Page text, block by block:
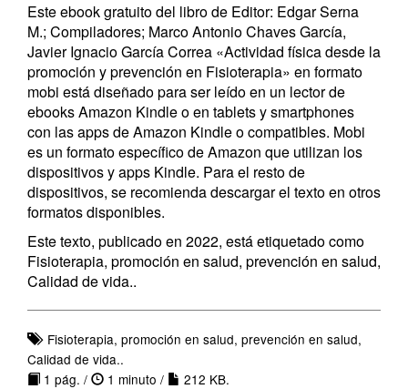
Este ebook gratuito del libro de Editor: Edgar Serna
M.; Compiladores; Marco Antonio Chaves García,
Javier Ignacio García Correa «Actividad física desde la
promoción y prevención en Fisioterapia» en formato
mobi está diseñado para ser leído en un lector de
ebooks Amazon Kindle o en tablets y smartphones
con las apps de Amazon Kindle o compatibles. Mobi
es un formato específico de Amazon que utilizan los
dispositivos y apps Kindle. Para el resto de
dispositivos, se recomienda descargar el texto en otros
formatos disponibles.
Este texto, publicado en 2022, está etiquetado como
Fisioterapia, promoción en salud, prevención en salud,
Calidad de vida..
Fisioterapia, promoción en salud, prevención en salud,
Calidad de vida..
1 pág. /
1 minuto /
212 KB.